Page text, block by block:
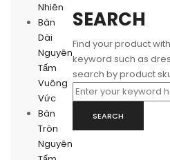
Nhiên
Bàn
Dài
Nguyên
Tấm
Vuông
Vức
Bàn
Tròn
Nguyên
SEARCH
Find your product
keyword such as
search by product
SEARCH